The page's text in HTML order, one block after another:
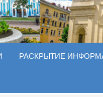
РАСКРЫТИЕ